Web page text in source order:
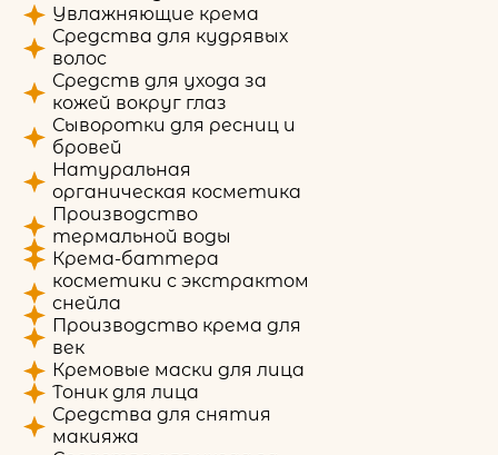
Увлажняющие крема
Средства для кудрявых
волос
Средств для ухода за
кожей вокруг глаз
Сыворотки для ресниц и
бровей
Натуральная
органическая косметика
Производство
термальной воды
Крема-баттера
косметики с экстрактом
снейла
Производство крема для
век
Кремовые маски для лица
Тоник для лица
Средства для снятия
макияжа